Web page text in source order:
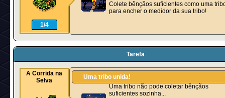
1/4
Colete bênçãos suficientes como uma
para encher o medidor da sua tribo!
Tarefa
A Corrida na
Selva
Uma tribo unida!
Uma tribo não pode coletar bênçãos
suficientes sozinha...